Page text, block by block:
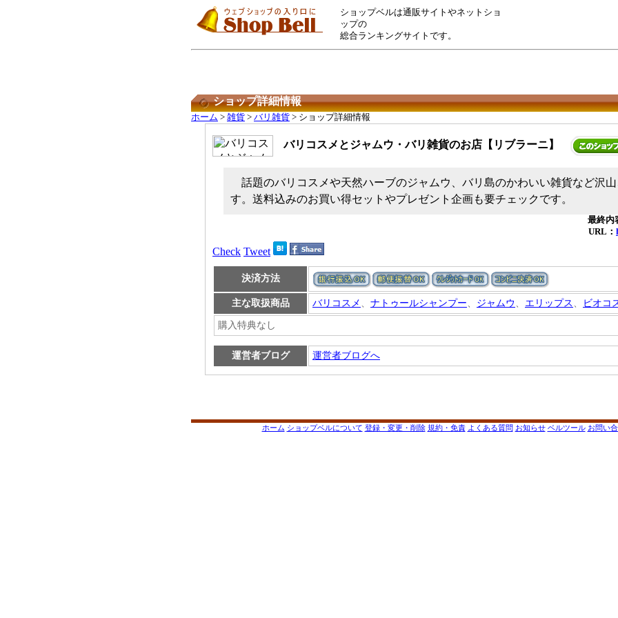
ショップベルは通販サイトやネットショ
ップの
総合ランキングサイトです。
ショップ詳細情報
ホーム > 雑貨 > バリ雑貨 > ショップ詳細情報
バリコスメとジャムウ・バリ雑貨のお店【リブラーニ】
話題のバリコスメや天然ハーブのジャムウ、バリ島のかわいい雑貨など沢山
す。送料込みのお買い得セットやプレゼント企画も要チェックです。
最終内
URL：
Check Tweet
決済方法
主な取扱商品 バリコスメ 、 ナトゥールシャンプー、 ジャムウ 、 エリップス 、 ビオコ
購入特典なし
運営者ブログ 運営者ブログへ
ホーム ショップベルについて 登録・変更・削除 規約・免責 よくある質問 お知らせ ベルツール お問い